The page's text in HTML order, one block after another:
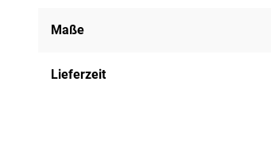
Maße
Lieferzeit